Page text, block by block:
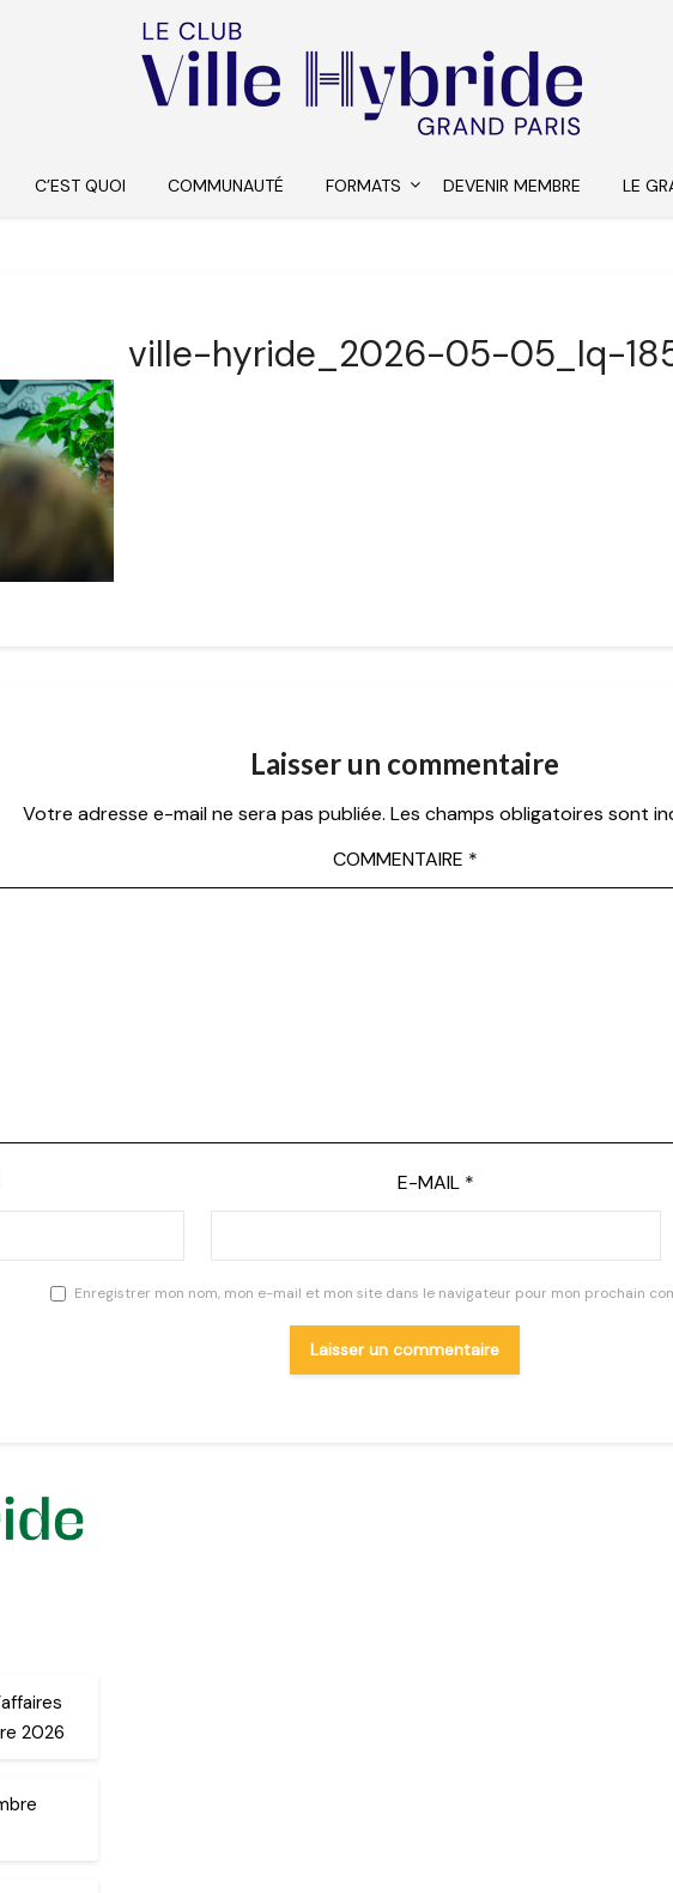
C’EST QUOI COMMUNAUTÉ FORMATS DEVENIR MEMBRE LE
ville-hyride_2026-05-05_lq-
Laisser un commentaire
Votre adresse e-mail ne sera pas publiée. Les champs obligatoires sont
COMMENTAIRE *
E-MAIL *
Enregistrer mon nom, mon e-mail et mon site dans le navigateur pour mon prochain
2026